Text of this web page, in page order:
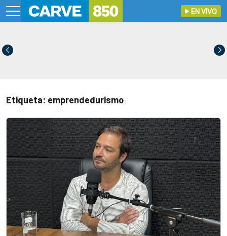
EN VIVO
Etiqueta: emprendedurismo